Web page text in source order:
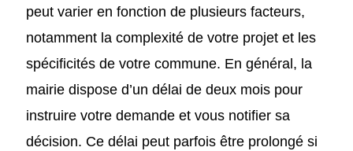
peut varier en fonction de plusieurs facteurs,
notamment la complexité de votre projet et les
spécificités de votre commune. En général, la
mairie dispose d’un délai de deux mois pour
instruire votre demande et vous notifier sa
décision. Ce délai peut parfois être prolongé si